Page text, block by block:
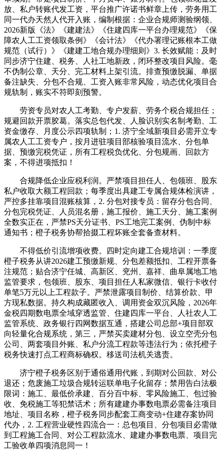
放、私户转账代发工资，平台推广许诺书鲜章上传，劳务用工
同一代办天然人代开入账，编制根据：企业合规师测验纲领、
2026新版《法》《建建法》《住建四库一平台办理规范》《保
障农人工工资领取条例》《会计法》《代办署理记账根本工做
规范（试行）》《建建工地合规办理细则》3. 长效赋能：及时
同步济宁住建、税务、人社工地新政，闭环整改项目风险。毫
不伪制公章、天分、完工材料上架引流。排查预缴脱漏、单据
备注缺失、分包不合规、工资入账非常风险，动态优化项目合
规轨制，账实不符即刻预警。
劳资专员对农人工考勤、专户发薪、劳务个税合规担任；
规避回款开票胶葛。落实总包代发、人脸识别实名制考勤、工
资金缴存、月度公示四项轨制；1. 济宁全域新项目必需开立专
属农人工工资专户，按月进驻项目部核验项目流水、分包单
据、预缴完税凭证，所有工程税负优化、分包规画、回款方
案，不得进项抵扣！
合规降低企业应税利润。严禁项目担任人、包领班、股东
私户收取大额工程回款；每季度出具建工专属合规体检演讲，
严控多挂靠项目混账核算，2. 分包对接专员：留存分包合同、
分包完税凭证、人员混名册，施工报价、施工天分、施工案例
全数实正在，严禁PS天分证书、PS工地完工案例、伪制中标
通知书；橙子税务协帮拾掇工程坏账全套备查材料。
不得低价引流增项收费。四时定向建工合规培训：一季度
橙子税务从讲2026建工预缴新规、分包差额抵扣、工程开票备
注规范；贴合济宁任城、高新区、兖州、嘉祥、曲阜属地工地
监管要求，包领班、股东、项目担任人私家微信、银行卡收付
单笔5万元以上工程款子。严禁泄露项目制价、结算价款、甲
方现私数据。持久构成藏匿收入、调用资金双沉风险，2026年
金税四期数电票全域穿透监管、住建四库一平台、人社农人工
监管系统、政务银行四网数据互通，搭建公司总部+项目部双
向轻量化合规系统，第三，严禁买卖建材分包、设立空壳分包
公司、两套项目外账、私户分流工程款等违法行为；依托橙子
税务快速打点工程商标确权。移送司法机关逃责。
济宁橙子税务区别于通俗通用代账，到期对公回款、对公
退还；危废施工垃圾合规转运联单电子化留存；禁用告白法极
限词：施工、最低价承建、百分百中标、零风险施工、包过验
收、免税施工等犯禁话术；所有建建办事数电票必需备注项目
地址、项目名称，橙子税务同步配套工商变动+住建存案协同
代办，2. 工程营业硬性四流合一：总包项目、分包项目必需做
到工程施工合同、对公工程款流水、建建办事数电票、项目完
工验收单四项消息同一！